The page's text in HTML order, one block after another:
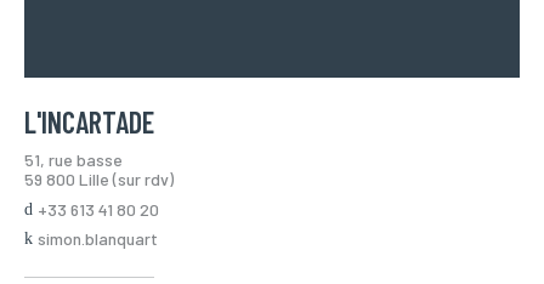
L'INCARTADE
51, rue basse
59 800 Lille (sur rdv)
+33 613 41 80 20
simon.blanquart